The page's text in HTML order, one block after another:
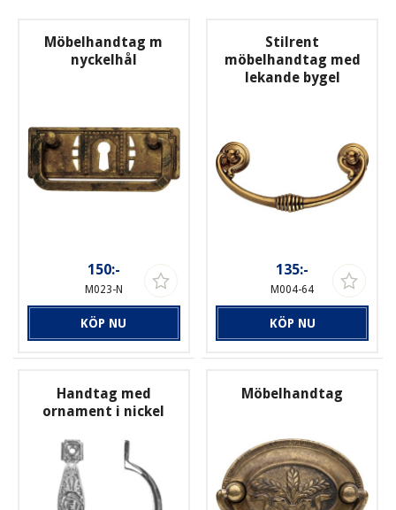
Möbelhandtag m
nyckelhål
150:-
M023-N
KÖP NU
Stilrent
möbelhandtag med
lekande bygel
135:-
M004-64
KÖP NU
Handtag med
ornament i nickel
Möbelhandtag